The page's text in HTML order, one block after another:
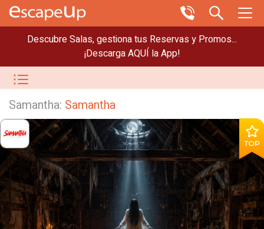
Descubre Salas, gestiona tus Reservas y Promos...
¡Descarga AQUÍ la App!
Samantha: Samantha
TOP